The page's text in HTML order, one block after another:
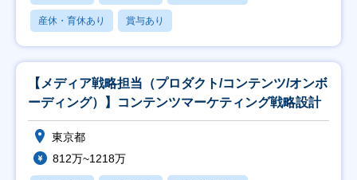
産休・育休あり 賞与あり
【メディア戦略担当（プロダクト/コンテンツ/オンボ
ーディング）】コンテンツマーケティング戦略設計
東京都
812万~1218万